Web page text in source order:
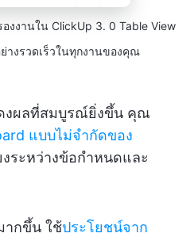
งงานใน ClickUp 3. 0 Table View
างรวดเร็วในทุกงานของคุณ
งผลที่สมบูรณ์ยิ่งขึ้น คุณ
แบบไม่จำกัดของ
งระหว่างข้อกำหนดและ
ากขึ้น ใช้ประโยชน์จาก